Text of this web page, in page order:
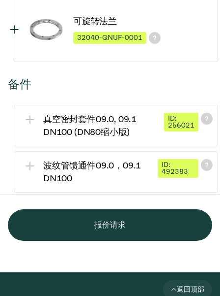
可旋转法兰
32040-QNUF-0001
备件
真空密封套件09.0, 09.1
DN100 (DN80缩小版)
ID:
256021
波纹管馈通件09.0，09.1
DN100
ID:
492383
报价请求
返回顶部